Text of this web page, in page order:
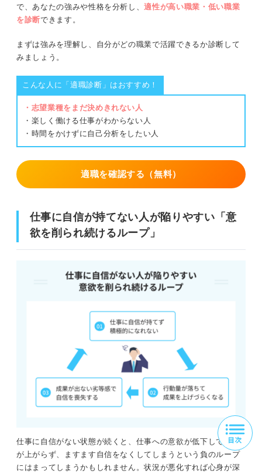
で、あなたの強みや性格を分析し、適性が高い職業・低い職業
を診断できます。
まずは強みを理解し、自分がどの職業で活躍できるか診断して
みましょう。
こんな人に「適職診断」はおすすめ！
・志望業種をまだ決めきれない人
・楽しく働ける仕事がわからない人
・時間をかけずに自己分析をしたい人
適職を確認する（無料）
仕事に自信が持てない人が陥りやすい「意
欲を削られ続けるループ」
仕事に自信がない状態が続くと、仕事への意欲が低下して成果
が上がらず、ますます自信をなくしてしまうという負のループ
にはまってしまうかもしれません。状況が悪化すれば心身が深